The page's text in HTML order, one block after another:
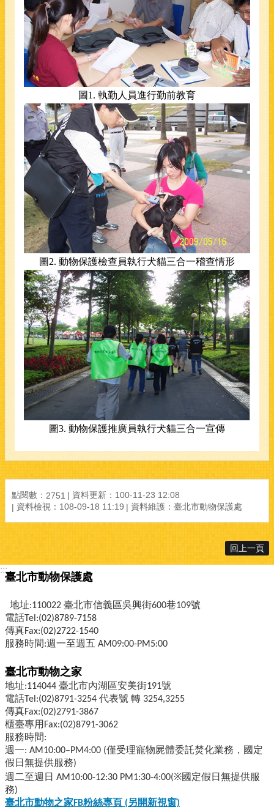
圖 1. 執勤人員進行勤前教育
圖 2. 動物保護檢查員執行犬貓三合一稽查情形
圖3. 動物保護推廣員執行犬貓三合一宣傳
點閱數： 2751
資料更新：100-11-23 12:08
資料檢視：108-09-18 11:19
資料維護：臺北市動物保護處
回上一頁
:::
臺北市動物保護處
地址:110022 臺北市信義區吳興街600巷109號
電話Tel:(02)8789-7158
傳真Fax:(02)2722-1540
服務時間:週一至週五 AM09:00-PM5:00
臺北市動物之家
地址:114044 臺北市內湖區安美街191號
電話Tel:(02)8791-3254 代表號 轉 3254,3255
傳真Fax:(02)2791-3867
櫃臺專用Fax:(02)8791-3062
服務時間:
週一: AM10:00–PM4:00 (僅受理寵物屍體委託焚化業務，國定
假日無提供服務)
週二至週日 AM10:00-12:30 PM1:30-4:00(※國定假日無提供服
務)
臺北市動物之家FB粉絲專頁 (另開新視窗)